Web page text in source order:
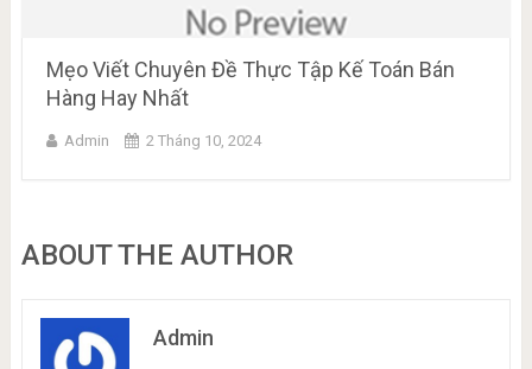
Mẹo Viết Chuyên Đề Thực Tập Kế Toán Bán
Hàng Hay Nhất
Admin 2 Tháng 10, 2024
ABOUT THE AUTHOR
Admin